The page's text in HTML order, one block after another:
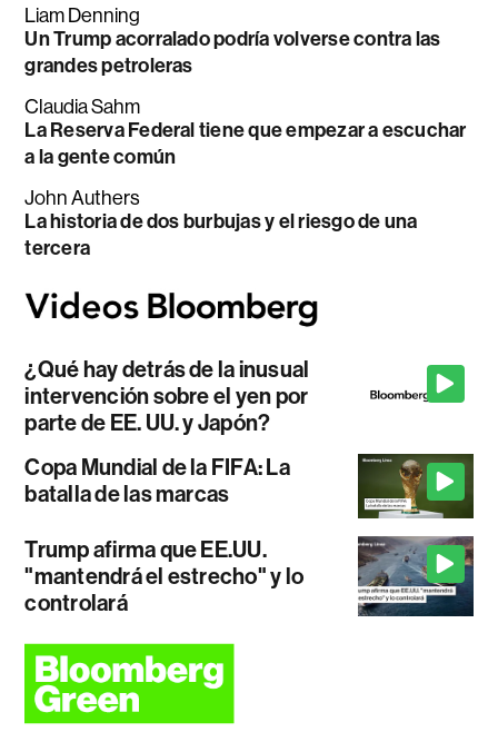
Liam Denning
Un Trump acorralado podría volverse contra las
grandes petroleras
Claudia Sahm
La Reserva Federal tiene que empezar a escuchar
a la gente común
John Authers
La historia de dos burbujas y el riesgo de una
tercera
¿Qué hay detrás de la inusual
intervención sobre el yen por
parte de EE. UU. y Japón?
Copa Mundial de la FIFA: La
batalla de las marcas
Trump afirma que EE.UU.
"mantendrá el estrecho" y lo
controlará